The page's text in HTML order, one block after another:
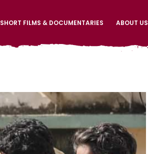
SHORT FILMS & DOCUMENTARIES ABOUT US